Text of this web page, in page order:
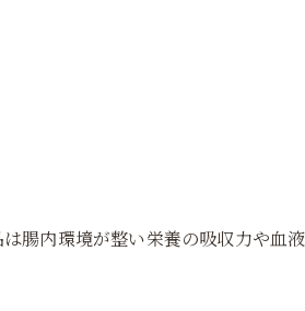
腸内環境が整い栄養の吸収力や血